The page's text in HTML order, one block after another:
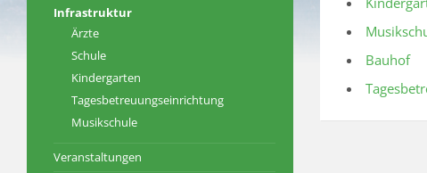
Bauhof
Infrastruktur
Ärzte
Schule
Kindergarten
Tagesbetreuungseinrichtung
Musikschule
Veranstaltungen